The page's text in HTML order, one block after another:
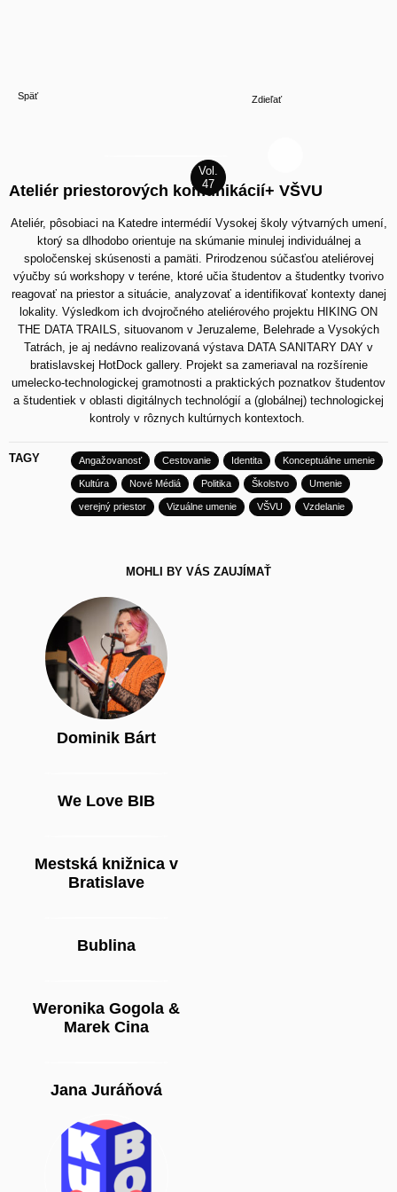
Späť Zdieľať
Ateliér priestorových komunikácií+ VŠVU
Ateliér, pôsobiaci na Katedre intermédií Vysokej školy výtvarných umení,
ktorý sa dlhodobo orientuje na skúmanie minulej individuálnej a
spoločenskej skúsenosti a pamäti. Prirodzenou súčasťou ateliérovej
výučby sú workshopy v teréne, ktoré učia študentov a študentky tvorivo
reagovať na priestor a situácie, analyzovať a identifikovať kontexty danej
lokality. Výsledkom ich dvojročného ateliérového projektu HIKING ON
THE DATA TRAILS, situovanom v Jeruzaleme, Belehrade a Vysokých
Tatrách, je aj nedávno realizovaná výstava DATA SANITARY DAY v
bratislavskej HotDock gallery. Projekt sa zameriaval na rozšírenie
umelecko-technologickej gramotnosti a praktických poznatkov študentov
a študentiek v oblasti digitálnych technológií a (globálnej) technologickej
kontroly v rôznych kultúrnych kontextoch.
TAGY Angažovanosť Cestovanie Identita Konceptuálne umenie
Kultúra Nové Médiá Politika Školstvo Umenie
verejný priestor Vizuálne umenie VŠVU Vzdelanie
MOHLI BY VÁS ZAUJÍMAŤ
Dominik Bárt
We Love BIB
Mestská knižnica v
Bratislave
Bublina
Weronika Gogola &
Marek Cina
Jana Juráňová